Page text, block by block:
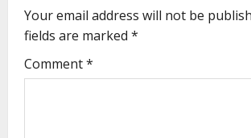
Your email address will not be
fields are marked *
Comment*